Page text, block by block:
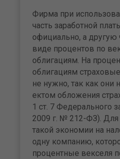
Фирма при
часть заработ­ной
официально, а другую
виде процентов по
облигациям. На
облигациям
не нужно, так как они
ектом обложения
1 ст. 7 Феде­рального
2009 г. № 212-ФЗ). Для
такой экономии на
одну компанию,
процентные век­селя